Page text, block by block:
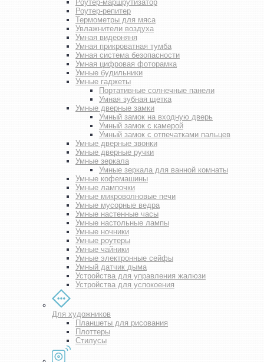
Роутер-маршрутизатор
Роутер-репитер
Термометры для мяса
Увлажнители воздуха
Умная видеоняня
Умная прикроватная тумба
Умная система безопасности
Умная цифровая фоторамка
Умные будильники
Умные гаджеты
Портативные солнечные панели
Умная зубная щетка
Умные дверные замки
Умный замок на входную дверь
Умный замок с камерой
Умный замок с отпечатками пальцев
Умные дверные звонки
Умные дверные ручки
Умные зеркала
Умные зеркала для ванной комнаты
Умные кофемашины
Умные лампочки
Умные микроволновые печи
Умные мусорные ведра
Умные настенные часы
Умные настольные лампы
Умные ночники
Умные роутеры
Умные чайники
Умные электронные сейфы
Умный датчик дыма
Устройства для управления жалюзи
Устройства для успокоения
Для художников
Планшеты для рисования
Плоттеры
Стилусы